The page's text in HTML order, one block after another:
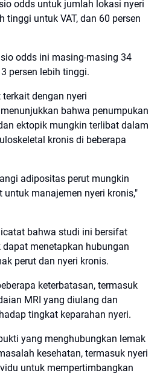
odds untuk jumlah lokasi nyeri
tinggi untuk VAT, dan 60 persen
odds ini masing-masing 34
persen lebih tinggi.
dengan nyeri
bahwa penumpukan
ektopik mungkin terlibat dalam
kronis di beberapa
adipositas perut mungkin
manajemen nyeri kronis,"
bahwa studi ini bersifat
menetapkan hubungan
perut dan nyeri kronis.
keterbatasan, termasuk
MRI yang diulang dan
tingkat keparahan nyeri.
yang menghubungkan lemak
kesehatan, termasuk nyeri
untuk mempertimbangkan